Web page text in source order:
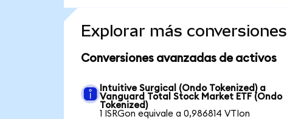
Explorar más conversiones
Conversiones avanzadas de activos
Intuitive Surgical (Ondo Tokenized) a
Vanguard Total Stock Market ETF (Ondo
Tokenized)
1 ISRGon equivale a 0,986814 VTIon